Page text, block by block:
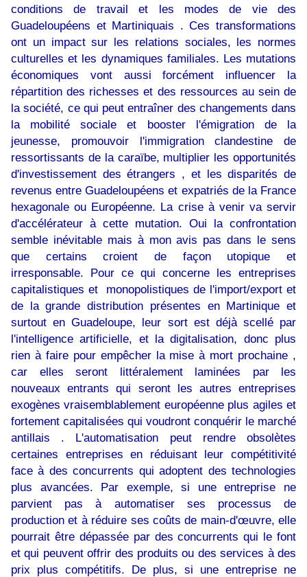
conditions de travail et les modes de vie des
Guadeloupéens et Martiniquais . Ces transformations
ont un impact sur les relations sociales, les normes
culturelles et les dynamiques familiales. Les mutations
économiques vont aussi forcément influencer la
répartition des richesses et des ressources au sein de
la société, ce qui peut entraîner des changements dans
la mobilité sociale et booster l'émigration de la
jeunesse, promouvoir l'immigration clandestine de
ressortissants de la caraïbe, multiplier les opportunités
d'investissement des étrangers , et les disparités de
revenus entre Guadeloupéens et expatriés de la France
hexagonale ou Européenne. La crise à venir va servir
d'accélérateur à cette mutation. Oui la confrontation
semble inévitable mais à mon avis pas dans le sens
que certains croient de façon utopique et
irresponsable. Pour ce qui concerne les entreprises
capitalistiques et monopolistiques de l'import/export et
de la grande distribution présentes en Martinique et
surtout en Guadeloupe, leur sort est déjà scellé par
l'intelligence artificielle, et la digitalisation, donc plus
rien à faire pour empêcher la mise à mort prochaine ,
car elles seront littéralement laminées par les
nouveaux entrants qui seront les autres entreprises
exogènes vraisemblablement européenne plus agiles et
fortement capitalisées qui voudront conquérir le marché
antillais . L'automatisation peut rendre obsolètes
certaines entreprises en réduisant leur compétitivité
face à des concurrents qui adoptent des technologies
plus avancées. Par exemple, si une entreprise ne
parvient pas à automatiser ses processus de
production et à réduire ses coûts de main-d'œuvre, elle
pourrait être dépassée par des concurrents qui le font
et qui peuvent offrir des produits ou des services à des
prix plus compétitifs. De plus, si une entreprise ne